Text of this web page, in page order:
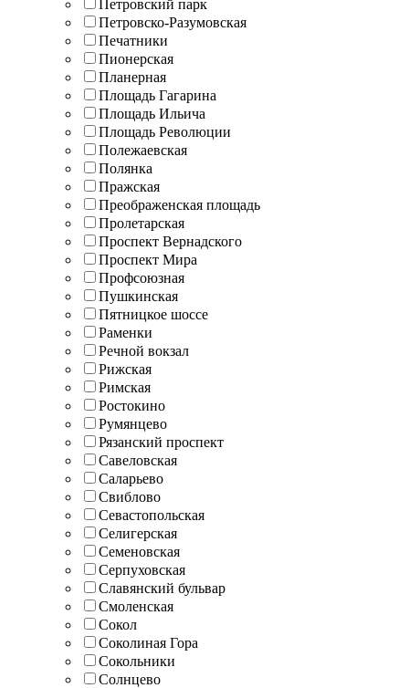
Петровский парк
Петровско-Разумовская
Печатники
Пионерская
Планерная
Площадь Гагарина
Площадь Ильича
Площадь Революции
Полежаевская
Полянка
Пражская
Преображенская площадь
Пролетарская
Проспект Вернадского
Проспект Мира
Профсоюзная
Пушкинская
Пятницкое шоссе
Раменки
Речной вокзал
Рижская
Римская
Ростокино
Румянцево
Рязанский проспект
Савеловская
Саларьево
Свиблово
Севастопольская
Селигерская
Семеновская
Серпуховская
Славянский бульвар
Смоленская
Сокол
Соколиная Гора
Сокольники
Солнцево